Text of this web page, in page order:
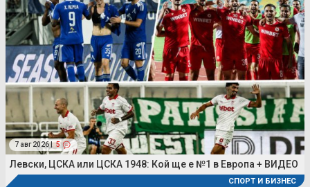
7 авг 2026 | 5
Левски, ЦСКА или ЦСКА 1948: Кой ще е №1 в Европа + ВИДЕО
СПОРТ И БИЗНЕС